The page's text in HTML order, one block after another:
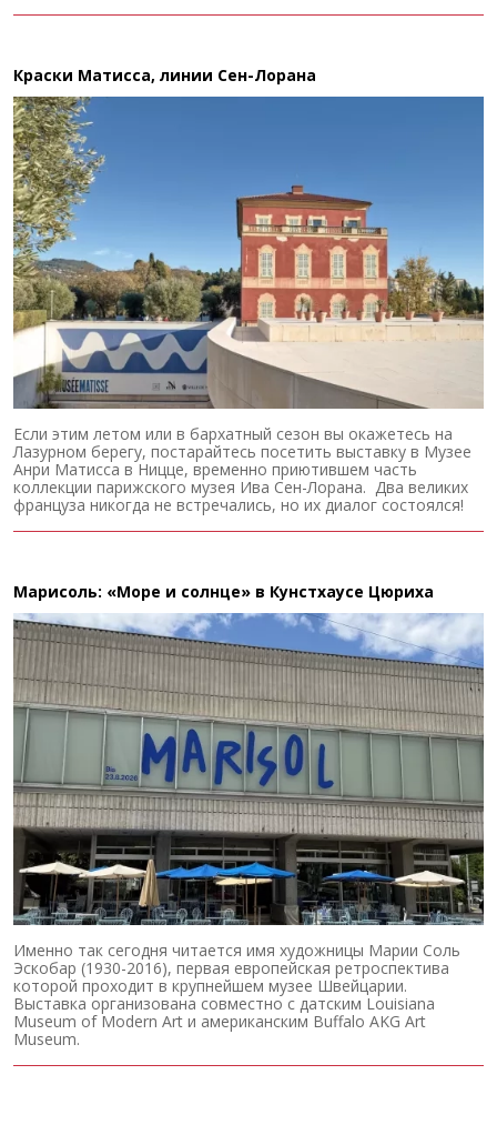
Краски Матисса, линии Сен-Лорана
Если этим летом или в бархатный сезон вы окажетесь на
Лазурном берегу, постарайтесь посетить выставку в Музее
Анри Матисса в Ницце, временно приютившем часть
коллекции парижского музея Ива Сен-Лорана. Два великих
француза никогда не встречались, но их диалог состоялся!
Марисоль: «Море и солнце» в Кунстхаусе Цюриха
Именно так сегодня читается имя художницы Марии Соль
Эскобар (1930-2016), первая европейская ретроспектива
которой проходит в крупнейшем музее Швейцарии.
Выставка организована совместно с датским Louisiana
Museum of Modern Art и американским Buffalo AKG Art
Museum.